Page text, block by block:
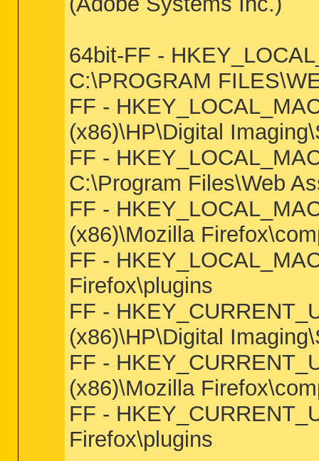
64bit-FF -
C:\PROGRAM
FF -
(x86)\HP\Digital
FF -
C:\Program Files\Web
FF -
(x86)\Mozilla
FF -
Firefox\plugins
FF -
(x86)\HP\Digital
FF -
(x86)\Mozilla
FF -
Firefox\plugins